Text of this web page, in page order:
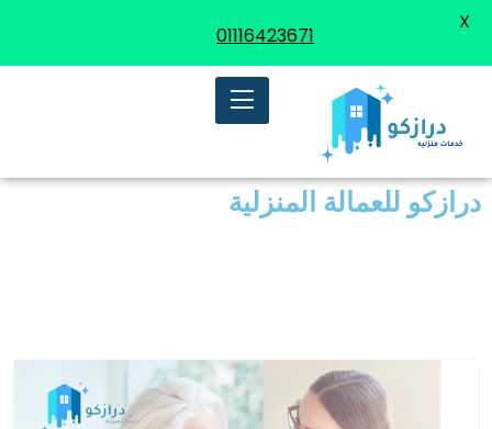
درازكو للعمالة المنزلية
01116423671
X